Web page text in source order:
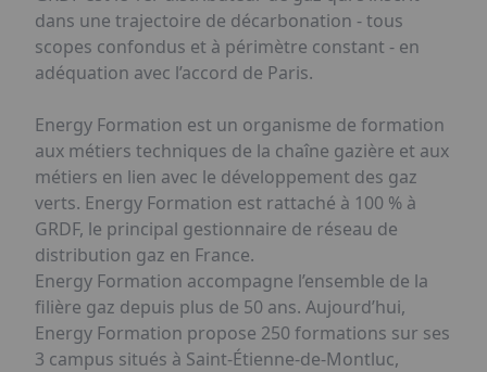
dans une trajectoire de décarbonation - tous
scopes confondus et à périmètre constant - en
adéquation avec l’accord de Paris.
Energy Formation est un organisme de formation
aux métiers techniques de la chaîne gazière et aux
métiers en lien avec le développement des gaz
verts. Energy Formation est rattaché à 100 % à
GRDF, le principal gestionnaire de réseau de
distribution gaz en France.
Energy Formation accompagne l’ensemble de la
filière gaz depuis plus de 50 ans. Aujourd’hui,
Energy Formation propose 250 formations sur ses
3 campus situés à Saint-Étienne-de-Montluc,